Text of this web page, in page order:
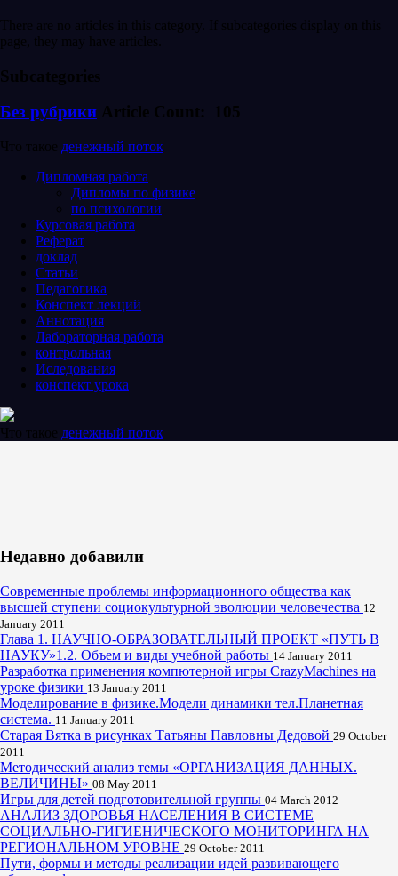
There are no articles in this category. If subcategories display on this
page, they may have articles.
Subcategories
Без рубрики Article Count: 105
Что такое денежный поток
Дипломная работа
Дипломы по физике
по психологии
Курсовая работа
Реферат
доклад
Статьи
Педагогика
Конспект лекций
Аннотация
Лабораторная работа
контрольная
Иследования
конспект урока
Что такое денежный поток
Недавно добавили
Современные проблемы информационного общества как
высшей ступени социокультурной эволюции человечества 12
January 2011
Глава 1. НАУЧНО-ОБРАЗОВАТЕЛЬНЫЙ ПРОЕКТ «ПУТЬ В
НАУКУ»1.2. Объем и виды учебной работы 14 January 2011
Разработка применения компютерной игры CrazyMachines на
уроке физики 13 January 2011
Моделирование в физике.Модели динамики тел.Планетная
система. 11 January 2011
Старая Вятка в рисунках Татьяны Павловны Дедовой 29 October
2011
Методический анализ темы «ОРГАНИЗАЦИЯ ДАННЫХ.
ВЕЛИЧИНЫ» 08 May 2011
Игры для детей подготовительной группы 04 March 2012
АНАЛИЗ ЗДОРОВЬЯ НАСЕЛЕНИЯ В СИСТЕМЕ
СОЦИАЛЬНО-ГИГИЕНИЧЕСКОГО МОНИТОРИНГА НА
РЕГИОНАЛЬНОМ УРОВНЕ 29 October 2011
Пути, формы и методы реализации идей развивающего